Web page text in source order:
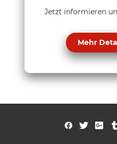
Jetzt informieren
Mehr